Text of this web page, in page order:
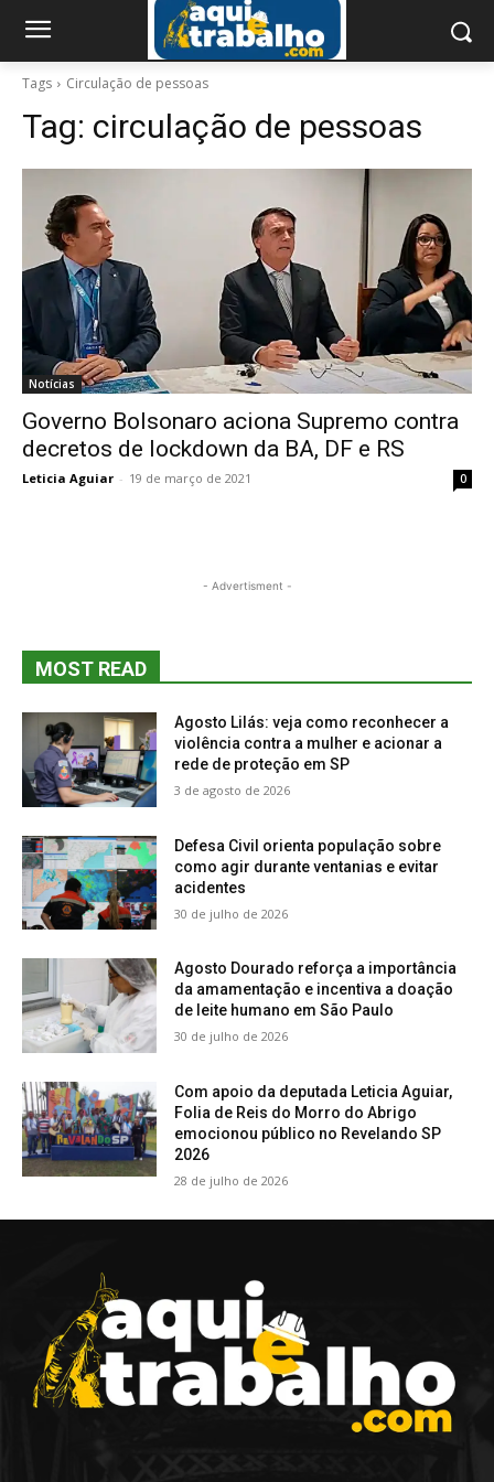
Tags Circulação de pessoas
Tag: circulação de pessoas
Notícias
Governo Bolsonaro aciona Supremo contra
decretos de lockdown da BA, DF e RS
Leticia Aguiar - 19 de março de 2021 0
- Advertisment -
MOST READ
Agosto Lilás: veja como reconhecer a
violência contra a mulher e acionar a
rede de proteção em SP
3 de agosto de 2026
Defesa Civil orienta população sobre
como agir durante ventanias e evitar
acidentes
30 de julho de 2026
Agosto Dourado reforça a importância
da amamentação e incentiva a doação
de leite humano em São Paulo
30 de julho de 2026
Com apoio da deputada Leticia Aguiar,
Folia de Reis do Morro do Abrigo
emocionou público no Revelando SP
2026
28 de julho de 2026